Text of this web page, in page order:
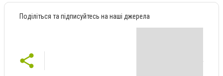
Поділіться та підписуйтесь на наші джерела